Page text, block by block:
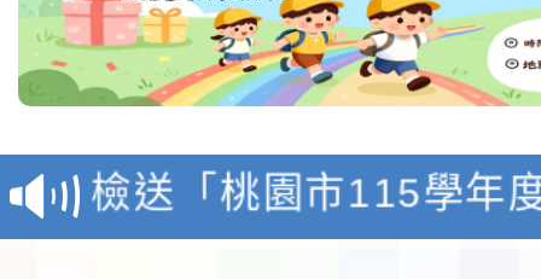
本校115學年度第1學
第3次招考代課鐘點教
告(不再辦理後續甄選)
檢送「桃園市115學年
賽實施要點」1份
本市「115學年度學生